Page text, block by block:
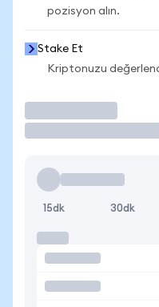
pozisyon alın.
Stake Et
Kriptonuzu
15dk 30dk